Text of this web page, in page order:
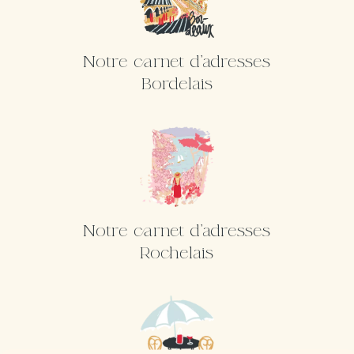
Notre carnet d'adresses
Bordelais
Notre carnet d'adresses
Rochelais